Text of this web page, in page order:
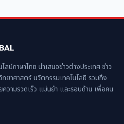
น์ภาษาไทย นำเสนอข่าวต่างประเทศ ข่าว
ยาศาสตร์ นวัตกรรมเทคโนโลยี รวมถึง
ความรวดเร็ว แม่นยำ และรอบด้าน เพื่อคน